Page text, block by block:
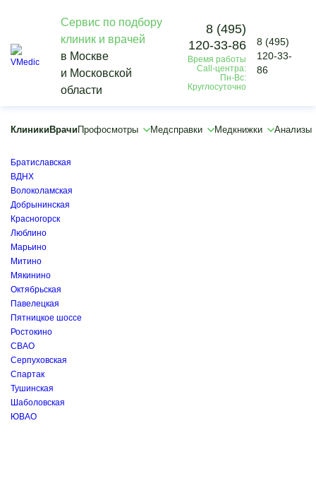
Сервис по подбору
клиник и врачей
в Москве
и Московской
области
8 (495)
120-33-86
Время работы
Call-центра:
Пн-Вс:
Круглосуточно
8 (495)
120-33-
86
Клиники Врачи Профосмотры Медсправки Медкнижки Анализы
Vmedic
Диагностика
Компьютерная томография
Алексеевская
Братиславская
ВДНХ
Волоколамская
Добрынинская
Красногорск
Люблино
Марьино
Митино
Мякинино
Октябрьская
Павелецкая
Пятницкое шоссе
Ростокино
СВАО
Серпуховская
Спартак
Тушинская
Шаболовская
ЮВАО